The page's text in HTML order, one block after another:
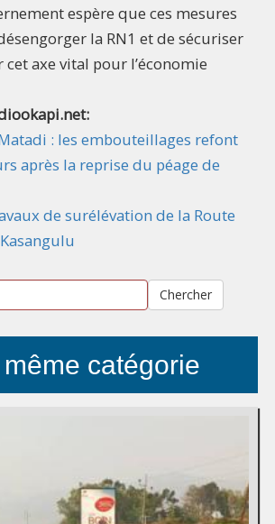
espère que ces mesures
la RN1 et de sécuriser
axe vital pour l’économie
: les embouteillages refont
après la reprise du péage de
de surélévation de la Route
Chercher
catégorie